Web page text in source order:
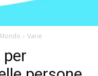
Varie